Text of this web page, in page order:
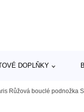
DOPLŇKY
Růžová bouclé podnožka